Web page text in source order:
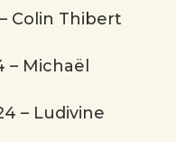
Colin Thibert
– Michaël
– Ludivine